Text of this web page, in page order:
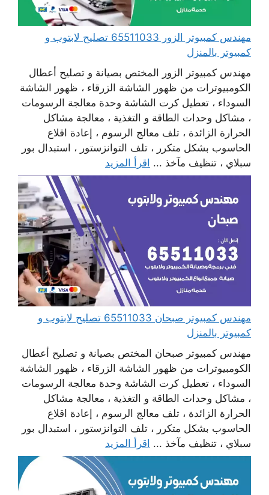
مهندس كمبيوتر الزور 65511033 تصليح لابتوب و
كمبيوتر بالمنزل
مهندس كمبيوتر الزور المختص بصيانة و تصليح أعطال
الكومبيوترات من ظهور الشاشة الزرقاء ، ظهور الشاشة
السوداء ، تعطيل كرت الشاشة وحدة معالجة الرسومات
، مشاكل وحدات الطاقة و التغذية ، معالجة مشاكل
الحرارة الزائدة ، تلف معالج الرسوم ، إعادة اقلاع
الحاسوب بشكل متكرر ، تلف التوانزستور ، استبدال بور
سبلاي ، تنظيف مآخذ ... اقرأ المزيد
مهندس كمبيوتر صبحان 65511033 تصليح لابتوب و
كمبيوتر بالمنزل
مهندس كمبيوتر صبحان المختص بصيانة و تصليح أعطال
الكومبيوترات من ظهور الشاشة الزرقاء ، ظهور الشاشة
السوداء ، تعطيل كرت الشاشة وحدة معالجة الرسومات
، مشاكل وحدات الطاقة و التغذية ، معالجة مشاكل
الحرارة الزائدة ، تلف معالج الرسوم ، إعادة اقلاع
الحاسوب بشكل متكرر ، تلف التوانزستور ، استبدال بور
سبلاي ، تنظيف مآخذ ... اقرأ المزيد